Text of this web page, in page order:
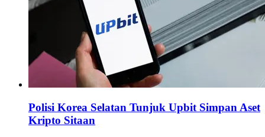
Polisi Korea Selatan Tunjuk Upbit Simpan Aset
Kripto Sitaan